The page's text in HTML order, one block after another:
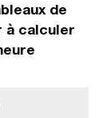
de
à calculer